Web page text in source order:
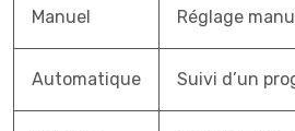
Manuel Réglage
Automatique Suivi d’un